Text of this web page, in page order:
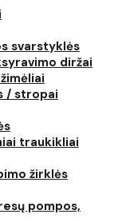
svarstyklės
diržai
/ stropai
traukikliai
žirklės
pompos,